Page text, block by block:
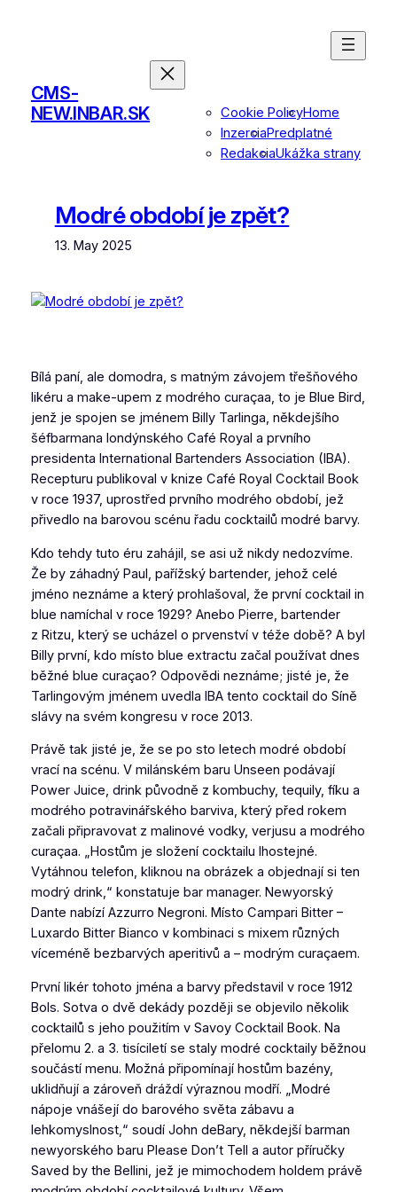
CMS-
NEW.INBAR.SK
Cookie PolicyHome
InzerciaPredplatné
RedakciaUkážka strany
Modré období je zpět?
13. May 2025
Bílá paní, ale domodra, s matným závojem třešňového
likéru a make-upem z modrého curaçaa, to je Blue Bird,
jenž je spojen se jménem Billy Tarlinga, někdejšího
šéfbarmana londýnského Café Royal a prvního
presidenta International Bartenders Association (IBA).
Recepturu publikoval v knize Café Royal Cocktail Book
v roce 1937, uprostřed prvního modrého období, jež
přivedlo na barovou scénu řadu cocktailů modré barvy.
Kdo tehdy tuto éru zahájil, se asi už nikdy nedozvíme.
Že by záhadný Paul, pařížský bartender, jehož celé
jméno neznáme a který prohlašoval, že první cocktail in
blue namíchal v roce 1929? Anebo Pierre, bartender
z Ritzu, který se ucházel o prvenství v téže době? A byl
Billy první, kdo místo blue extractu začal používat dnes
běžné blue curaçao? Odpovědi neznáme; jisté je, že
Tarlingovým jménem uvedla IBA tento cocktail do Síně
slávy na svém kongresu v roce 2013.
Právě tak jisté je, že se po sto letech modré období
vrací na scénu. V milánském baru Unseen podávají
Power Juice, drink původně z kombuchy, tequily, fíku a
modrého potravinářského barviva, který před rokem
začali připravovat z malinové vodky, verjusu a modrého
curaçaa. „Hostům je složení cocktailu lhostejné.
Vytáhnou telefon, kliknou na obrázek a objednají si ten
modrý drink,“ konstatuje bar manager. Newyorský
Dante nabízí Azzurro Negroni. Místo Campari Bitter –
Luxardo Bitter Bianco v kombinaci s mixem různých
víceméně bezbarvých aperitivů a – modrým curaçaem.
První likér tohoto jména a barvy představil v roce 1912
Bols. Sotva o dvě dekády později se objevilo několik
cocktailů s jeho použitím vSavoy Cocktail Book. Na
přelomu 2. a 3. tisíciletí se staly modré cocktaily běžnou
součástí menu. Možná připomínají hostům bazény,
uklidňují a zároveň dráždí výraznou modří. „Modré
nápoje vnášejí do barového světa zábavu a
lehkomyslnost,“ soudí John deBary, někdejší barman
newyorského baru Please Don’t Tell a autor příručky
Saved by the Bellini, jež je mimochodem holdem právě